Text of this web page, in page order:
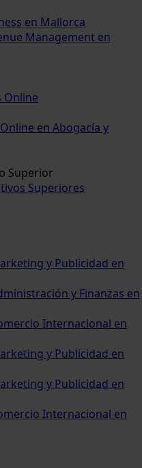
en Mallorca
Management en
Online
en Abogacía y
Superior
Superiores
y Publicidad en
y Finanzas en
Internacional en
y Publicidad en
y Publicidad en
Internacional en